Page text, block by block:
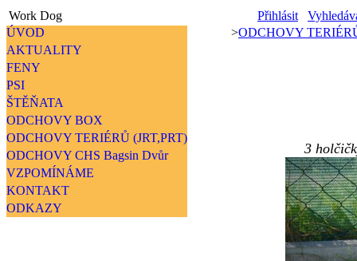
Work Dog Přihlásit
ÚVOD
AKTUALITY
FENY
PSI
ŠTĚŇATA
ODCHOVY BOX
ODCHOVY TERIÉRŮ (JRT,PRT)
ODCHOVY CHS Bagsin Dvůr
VZPOMÍNÁME
KONTAKT
ODKAZY
>ODCHOVY
3